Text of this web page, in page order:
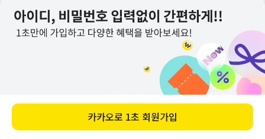
바로 구매하기
- 모니터는 각각의 모니터마다 화면에 보여 지는 색상과
이미지에 차이가 있을 수 있으므로 이와 관련된 이유로
교환/반품은 불가능합니다.
- 데일리라이크의 제품은 기본적으로 패턴을 활용하여
원단의 어느 부분을 어떻게 자르느냐에 따라 화면상에 보
이는 이미지와 달리 보일 수 있으므로 이와 관련된 이유
로 교환/반품은 불가능합니다.
- 사용흔적 및 제품불량으로 보이기 위해 고의로 제품을
훼손한 흔적이 있을 경우 교환/반품은 불가능합니다.
- 솜의 경우 제품의 특성상 개봉하는 것만으로도 사용으
로 간주되기에 개봉 후 교환/반품이 불가합니다.
- 상세페이지 내 개별적으로 교환/반품 사항이 있을 경우
해당 내용을 우선하여 교환/반품 기준이 적용됩니다.